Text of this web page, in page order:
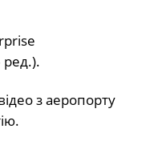
з аеропорту